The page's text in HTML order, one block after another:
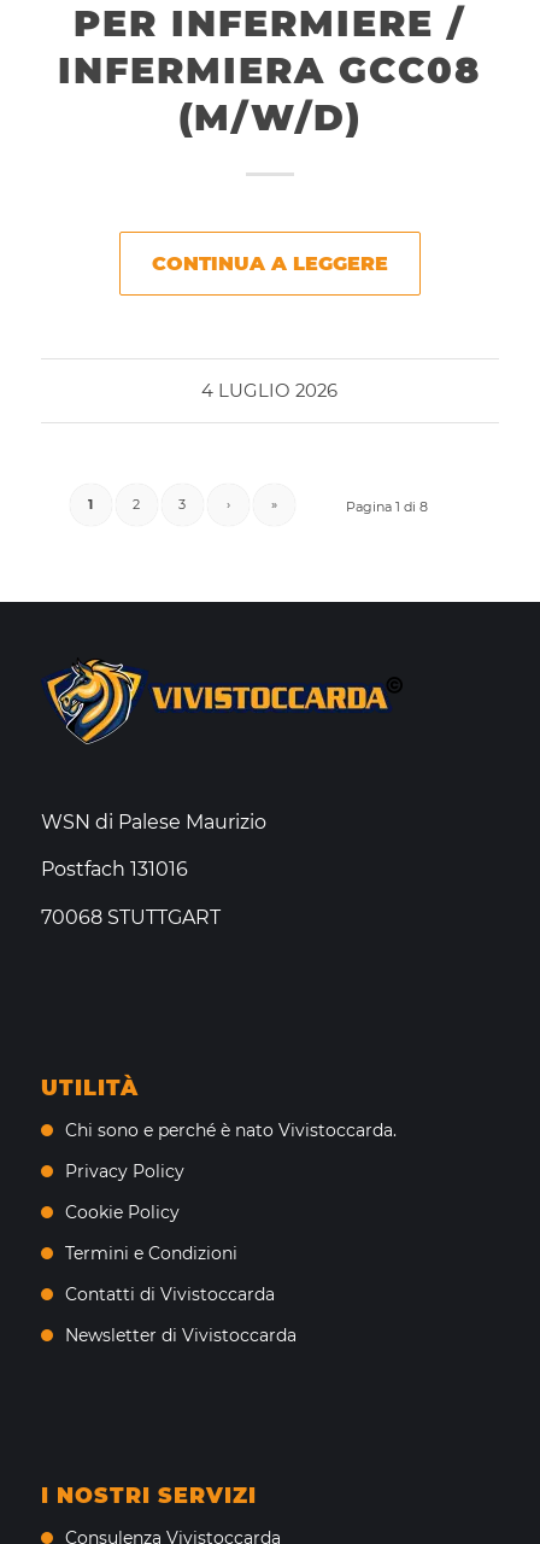
PER INFERMIERE /
INFERMIERA GCC08
(M/W/D)
CONTINUA A LEGGERE
4 LUGLIO 2026
Pagina 1 di 8
1 2 3 › »
WSN di Palese Maurizio
Postfach 131016
70068 STUTTGART
UTILITÀ
Chi sono e perché è nato Vivistoccarda.
Privacy Policy
Cookie Policy
Termini e Condizioni
Contatti di Vivistoccarda
Newsletter di Vivistoccarda
I NOSTRI SERVIZI
Consulenza Vivistoccarda